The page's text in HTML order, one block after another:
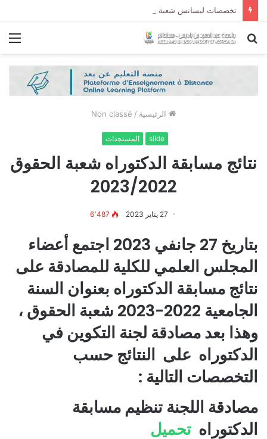
بحث
الرئيسية /
Non classé
slide المستجدات
نتائج مسابقة الدكتوراه شعبة الحقوق
2023/2022
27 يناير 2023 6٬487
بتاريخ 27 جانفي
2023 اجتمع أعضاء
المجلس العلمي للكلية للمصادقة على
نتائج مسابقة الدكتوراه بعنوان السنة
الجامعية 2022-2023 شعبة الحقوق ،
وهذا بعد مصادقة لجنة التكوين في
الدكتوراه على النتائج حسب
التخصصات التالية :
مصادقة اللجنة تنظيم مسابقة
الدكتوراه تحميل